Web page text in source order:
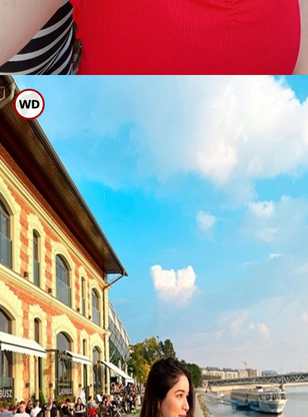
ಸಾರಾ ಜೊತೆ ಡೇಟಿಂಗ್ ನಲ್ಲಿದ್ದ ಗಿಲ್